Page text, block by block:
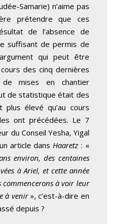
Samarie) n’aime pas
prétendre que ces
de l’absence de
suffisant de permis de
qui peut être
des cinq dernières
mises en chantier
de statistique était des
élevé qu’au cours
ont précédées. Le 7
du Conseil Yesha, Yigal
article dans Haaretz : «
environ, des centaines
à Ariel, et cette année
commencerons à voir leur
à venir», c’est-à-dire en
depuis ?